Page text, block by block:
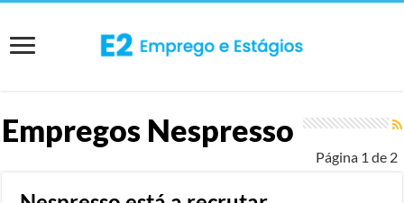
Empregos Nespresso
Página 1 de 2